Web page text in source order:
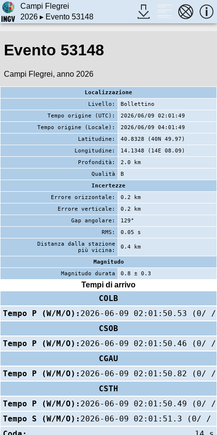
Campi Flegrei
2026▸ Evento 53148
Evento 53148
Campi Flegrei, anno 2026
Localizzazione
Livello:
Bollettino
Tempo origine (UTC):
2026/06/09 02:01:49
Tempo origine (Locale):
2026/06/09 04:01:49
Latitudine:
40.8328 (40N 49.97)
Longitudine:
14.1348 (14E 08.09)
Profondità:
2.0 km
Qualità
B
Incertezze
Errore orizzontale:
0.2 km
Errore verticale:
0.2 km
Gap angolare:
129°
RMS:
0.05 s
Distanza dalla stazione
più vicina:
0.4 km
Magnitudo
Magnitudo durata
0.8 ± 0.3
Tempi di arrivo
COLB
Tempo P (W/M/O): 2026-06-09 02:01:50.53 (0/
CSOB
Tempo P (W/M/O): 2026-06-09 02:01:50.46 (0/
CGAU
Tempo P (W/M/O): 2026-06-09 02:01:50.82 (0/
CSTH
Tempo P (W/M/O): 2026-06-09 02:01:50.49 (0/
Tempo S (W/M/O): 2026-06-09 02:01:51.3 (0/ /